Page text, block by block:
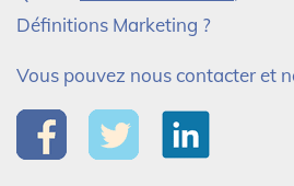
Définitions Marketing ?
Vous pouvez nous contacter et